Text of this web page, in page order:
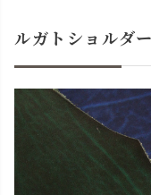
ルガトショルダ